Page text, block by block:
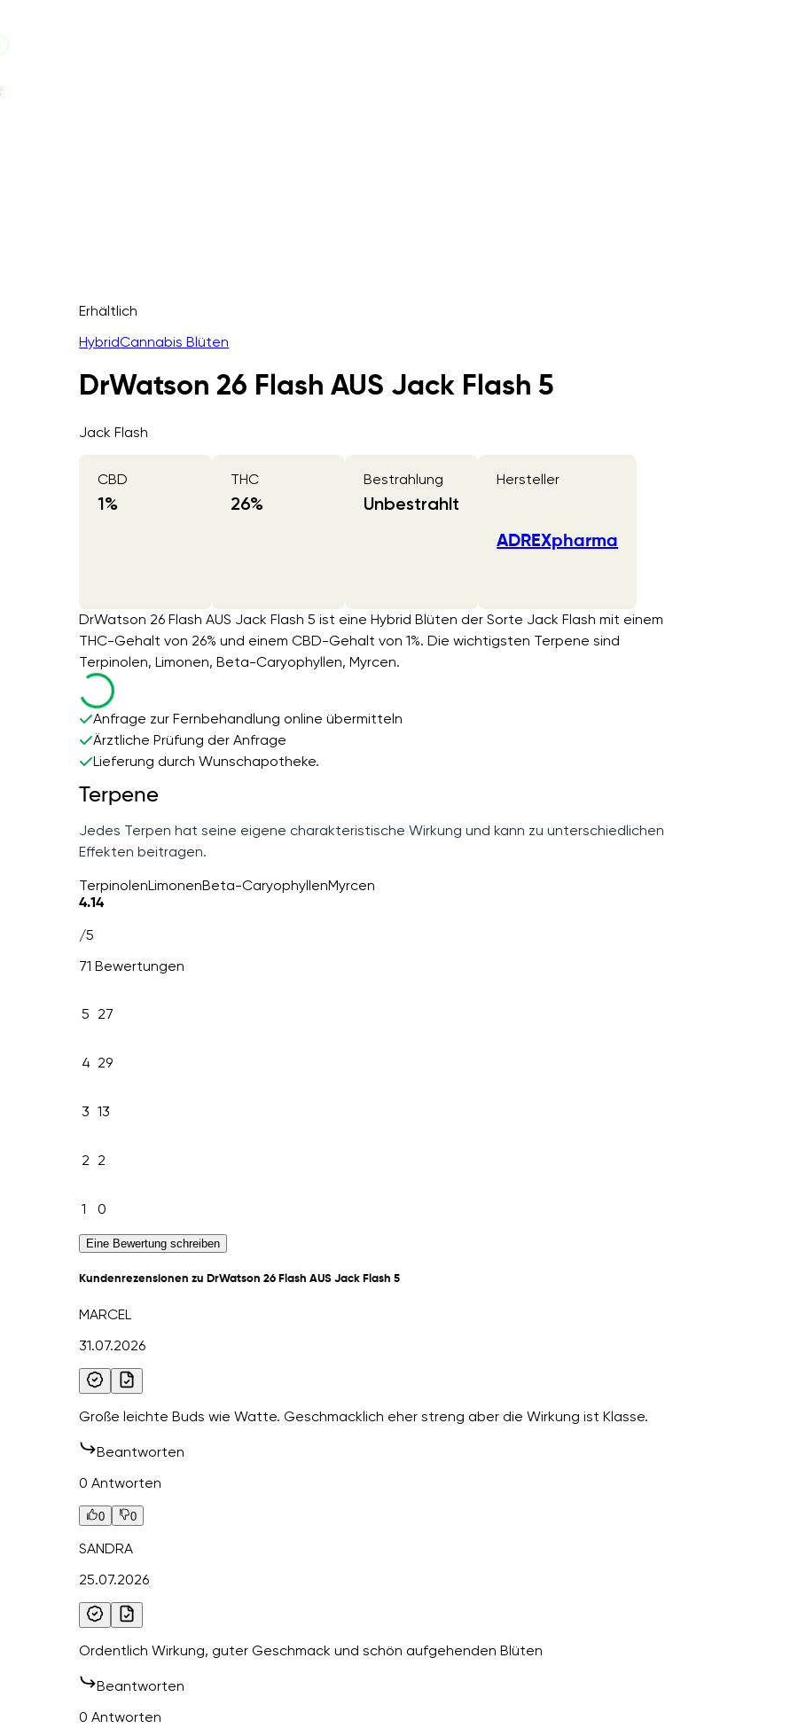
Erhältlich
HybridCannabis Blüten
DrWatson 26 Flash AUS Jack Flash 5
Jack Flash
CBD
1%
THC
26%
Bestrahlung
Unbestrahlt
Hersteller
ADREXpharma
DrWatson 26 Flash AUS Jack Flash 5 ist eine Hybrid Blüten der Sorte Jack Flash mit einem
THC-Gehalt von 26% und einem CBD-Gehalt von 1%. Die wichtigsten Terpene sind
Terpinolen, Limonen, Beta-Caryophyllen, Myrcen.
Anfrage zur Fernbehandlung online übermitteln
Ärztliche Prüfung der Anfrage
Lieferung durch Wunschapotheke.
Terpene
Jedes Terpen hat seine eigene charakteristische Wirkung und kann zu unterschiedlichen
Effekten beitragen.
TerpinolenLimonenBeta-CaryophyllenMyrcen
4.14
/5
71 Bewertungen
5 27
4 29
3 13
2 2
1 0
Eine Bewertung schreiben
Kundenrezensionen zu DrWatson 26 Flash AUS Jack Flash 5
MARCEL
31.07.2026
Große leichte Buds wie Watte. Geschmacklich eher streng aber die Wirkung ist Klasse.
Beantworten
0 Antworten
0 0
SANDRA
25.07.2026
Ordentlich Wirkung, guter Geschmack und schön aufgehenden Blüten
Beantworten
0 Antworten